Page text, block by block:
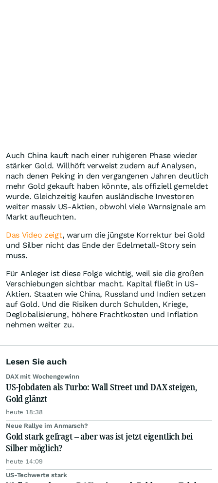
Auch China kauft nach einer ruhigeren Phase wieder
stärker Gold. Willhöft verweist zudem auf Analysen,
nach denen Peking in den vergangenen Jahren deutlich
mehr Gold gekauft haben könnte, als offiziell gemeldet
wurde. Gleichzeitig kaufen ausländische Investoren
weiter massiv US-Aktien, obwohl viele Warnsignale am
Markt aufleuchten.
Das Video zeigt, warum die jüngste Korrektur bei Gold
und Silber nicht das Ende der Edelmetall-Story sein
muss.
Für Anleger ist diese Folge wichtig, weil sie die großen
Verschiebungen sichtbar macht. Kapital fließt in US-
Aktien. Staaten wie China, Russland und Indien setzen
auf Gold. Und die Risiken durch Schulden, Kriege,
Deglobalisierung, höhere Frachtkosten und Inflation
nehmen weiter zu.
Lesen Sie auch
DAX mit Wochengewinn
US-Jobdaten als Turbo: Wall Street und DAX steigen,
Gold glänzt
heute 18:38
Neue Rallye im Anmarsch?
Gold stark gefragt – aber was ist jetzt eigentlich bei
Silber möglich?
heute 14:09
US-Techwerte stark